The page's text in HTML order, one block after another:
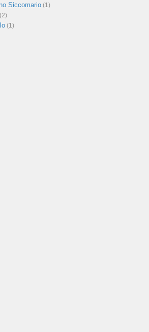
Siccomario (1)
(2)
(1)